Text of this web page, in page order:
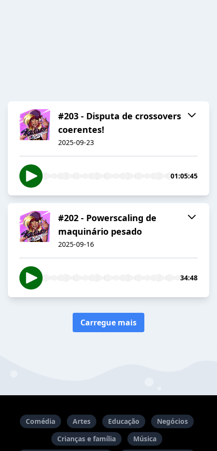
#203 - Disputa de crossovers
coerentes!
2025-09-23
01:05:45
#202 - Powerscaling de
maquinário pesado
2025-09-16
34:48
Carregue mais
Comédia Artes Educação
Negócios
Crianças e família
Música